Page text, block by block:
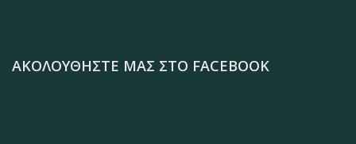
ΑΚΟΛΟΥΘΉΣΤΕ ΜΑΣ ΣΤΟ FACEBOOK